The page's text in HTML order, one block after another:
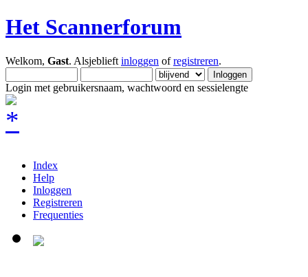
Het Scannerforum
Welkom, Gast. Alsjeblieft inloggen ofregistreren.
Login met gebruikersnaam, wachtwoord en sessielengte
Index
Help
Inloggen
Registreren
Frequenties